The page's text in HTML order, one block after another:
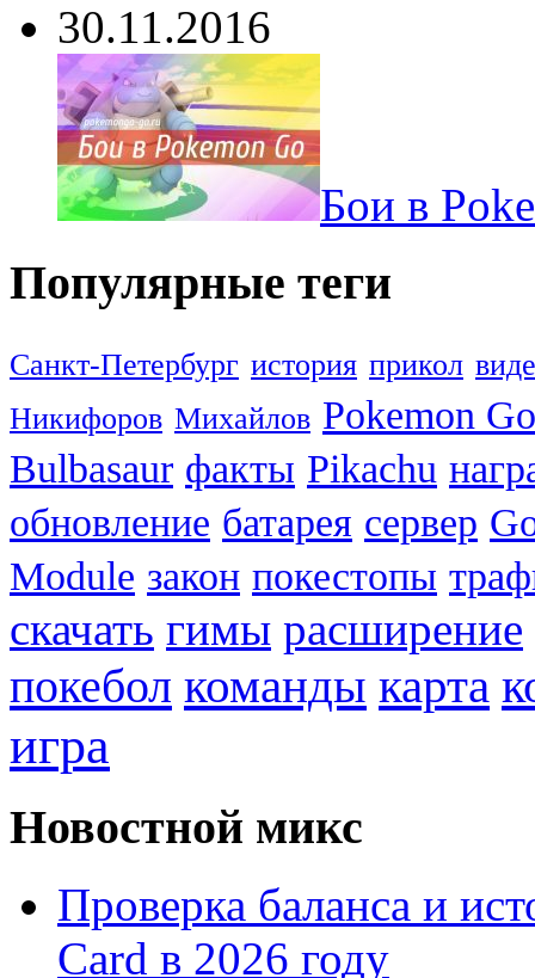
30.11.2016
Бои в
Популярные теги
Санкт-Петербург история прикол
Никифоров Михайлов Pokemon Go
Bulbasaur факты Pikachu
обновление батарея сервер
Module закон покестопы
скачать гимы расширение
покебол команды карта
игра
Новостной микс
Проверка баланса и
Card в 2026 году